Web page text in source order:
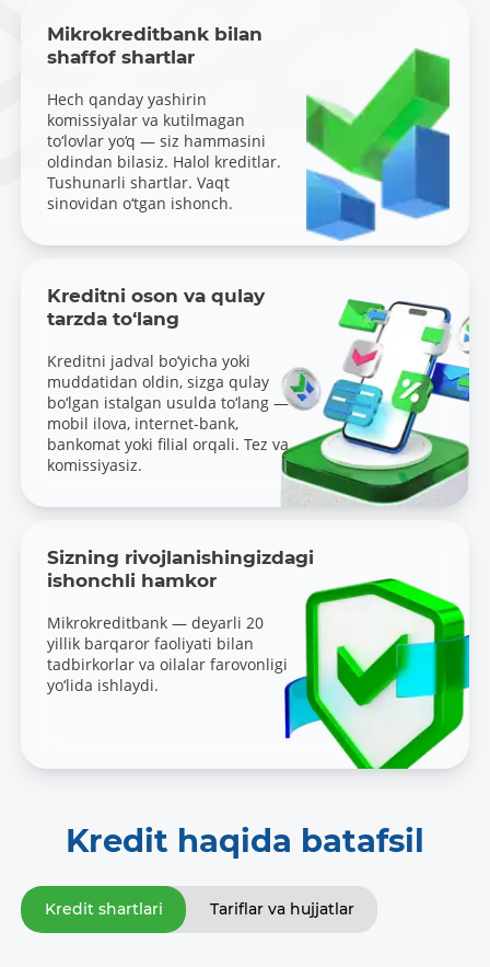
Mikrokreditbank bilan
shaffof shartlar
Hech qanday yashirin
komissiyalar va kutilmagan
to‘lovlar yo‘q — siz hammasini
oldindan bilasiz. Halol kreditlar.
Tushunarli shartlar. Vaqt
sinovidan o‘tgan ishonch.
Kreditni oson va qulay
tarzda to‘lang
Kreditni jadval bo‘yicha yoki
muddatidan oldin, sizga qulay
bo‘lgan istalgan usulda to‘lang —
mobil ilova, internet-bank,
bankomat yoki filial orqali. Tez va
komissiyasiz.
Sizning rivojlanishingizdagi
ishonchli hamkor
Mikrokreditbank — deyarli 20
yillik barqaror faoliyati bilan
tadbirkorlar va oilalar farovonligi
yo‘lida ishlaydi.
Kredit haqida batafsil
Kredit shartlari Tariflar va hujjatlar